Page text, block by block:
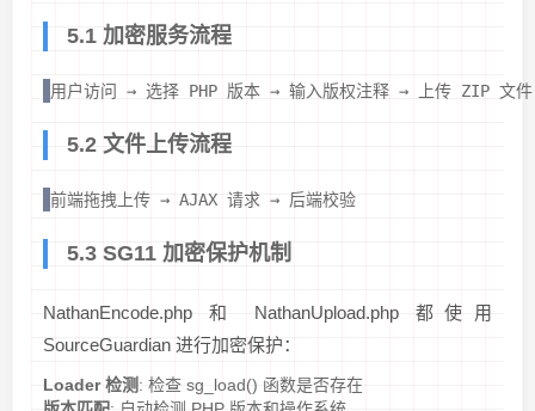
5.1 加密服务流程
用户访问 → 选择 PHP 版本 → 输入版权注
5.2 文件上传流程
前端拖拽上传 → AJAX 请求 → 后端校验
5.3 SG11 加密保护机制
NathanEncode.php 和 NathanUpload.php 都使用
SourceGuardian 进行加密保护：
Loader 检测: 检查 sg_load() 函数是否存在